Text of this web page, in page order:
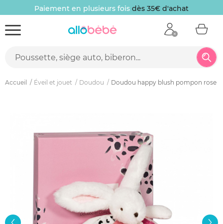
Paiement en plusieurs fois dès 35€ d'achat
Accueil Éveil et jouet Doudou Doudou happy blush pompon rose